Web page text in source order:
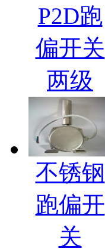
P2D跑
偏开关
两级
不锈钢
跑偏开
关